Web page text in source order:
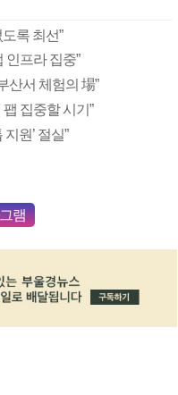
록 최선”
인프라 집중”
산서 체험의 場”
집중할 시기”
원’ 절실”
램